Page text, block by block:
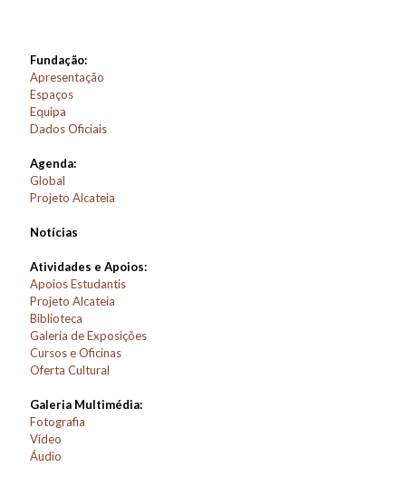
Fundação:
Apresentação
Espaços
Equipa
Dados Oficiais
Agenda:
Global
Projeto Alcateia
Notícias
Atividades e Apoios:
Apoios Estudantis
Projeto Alcateia
Biblioteca
Galeria de Exposições
Cursos e Oficinas
Oferta Cultural
Galeria Multimédia:
Fotografia
Vídeo
Áudio